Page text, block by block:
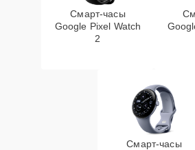
Смарт-часы
Google Pixel Watch
2
Смарт-часы